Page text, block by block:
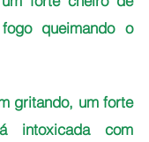
queimando o
gritando, um forte
intoxicada com